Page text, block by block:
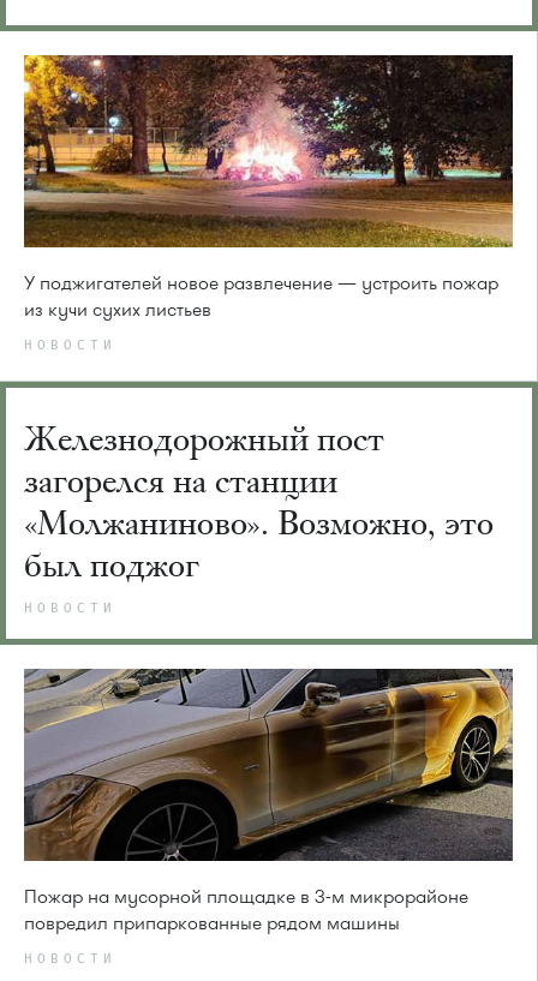
У поджигателей новое развлечение — устроить пожар
из кучи сухих листьев
НОВОСТИ
Железнодорожный пост
загорелся на станции
«Молжаниново». Возможно, это
был поджог
НОВОСТИ
Пожар на мусорной площадке в 3-м микрорайоне
повредил припаркованные рядом машины
НОВОСТИ